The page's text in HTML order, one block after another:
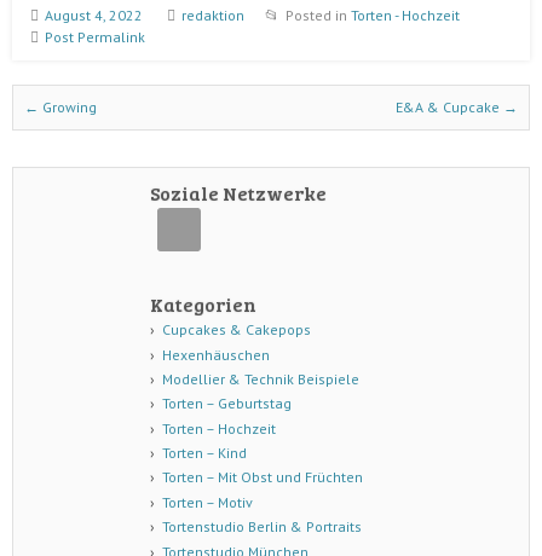
August 4, 2022 redaktion Posted inTorten - Hochzeit
Post Permalink
Post navigation
← Growing E&A & Cupcake →
Soziale Netzwerke
Kategorien
Cupcakes & Cakepops
Hexenhäuschen
Modellier & Technik Beispiele
Torten – Geburtstag
Torten – Hochzeit
Torten – Kind
Torten – Mit Obst und Früchten
Torten – Motiv
Tortenstudio Berlin & Portraits
Tortenstudio München